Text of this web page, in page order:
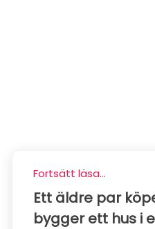
Fortsätt läsa...
Ett äldre par
bygger ett hus i